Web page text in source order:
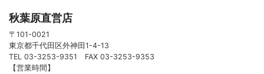
秋葉原直営店
〒101-0021
東京都千代田区外神田1-4-13
TEL 03-3253-9351 FAX 03-3253-9353
【営業時間】